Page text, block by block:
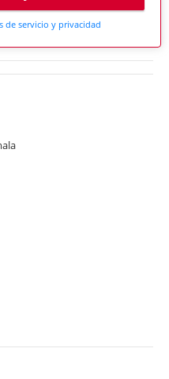
de servicio y privacidad